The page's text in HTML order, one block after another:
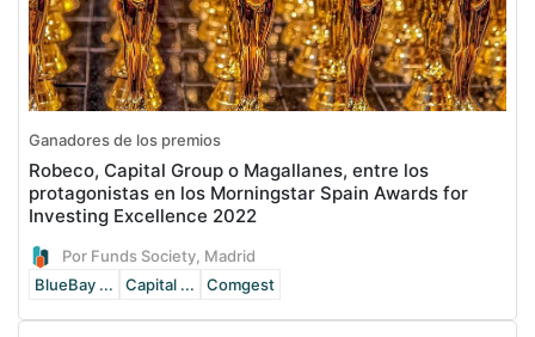
Ganadores de los premios
Robeco, Capital Group o Magallanes, entre los
protagonistas en los Morningstar Spain Awards for
Investing Excellence 2022
Por Funds Society, Madrid
BlueBay ...
Capital ... Comgest